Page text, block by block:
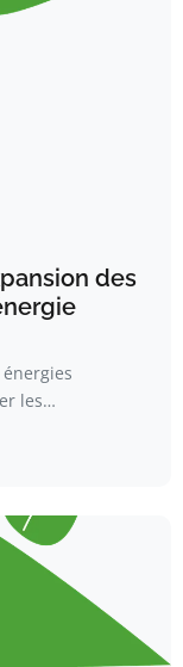
des
les…